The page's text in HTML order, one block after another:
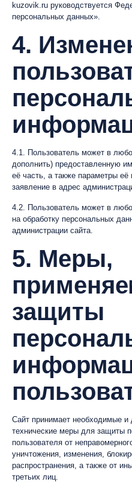
kuzovik.ru руководствуется
персональных данных».
4.
4.1. Пользователь может в
дополнить) предоставленную
её часть, а также параметры
заявление в адрес
4.2. Пользователь может в
на обработку персональных
администрации сайта.
5. Меры,
защиты
Сайт принимает необходимые и
технические меры для защиты
пользователя от
уничтожения, изменения,
распространения, а также от
третьих лиц.